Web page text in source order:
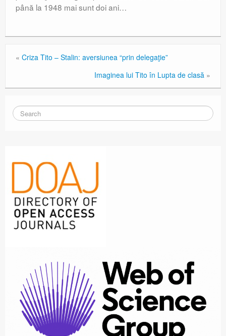
până la 1948 mai sunt doi ani…
« Criza Tito – Stalin: aversiunea “prin delegaţie”
Imaginea lui Tito în Lupta de clasă »